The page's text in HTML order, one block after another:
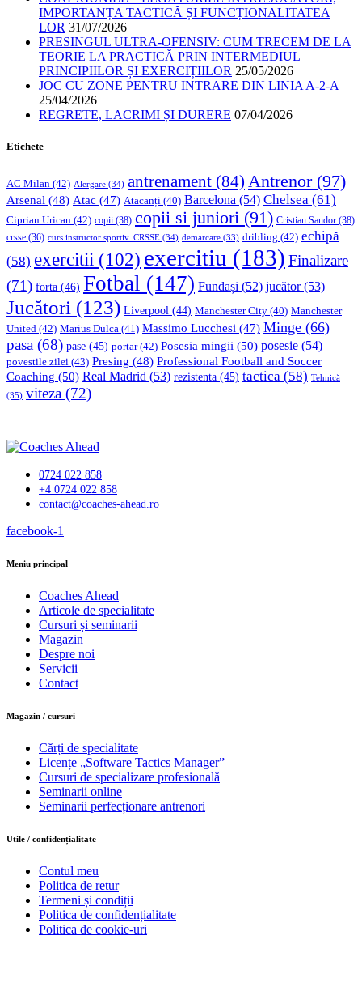
IMPORTANȚA TACTICĂ ȘI FUNCȚIONALITATEA
LOR 31/07/2026
PRESINGUL ULTRA-OFENSIV: CUM TRECEM DE LA
TEORIE LA PRACTICĂ PRIN INTERMEDIUL
PRINCIPIILOR ȘI EXERCIȚIILOR 25/05/2026
JOC CU ZONE PENTRU INTRARE DIN LINIA A-2-A
25/04/2026
REGRETE, LACRIMI ȘI DURERE 07/04/2026
Etichete
AC Milan (42) Alergare (34) antrenament (84) Antrenor(97)
Arsenal (48) Atac (47) Atacanți (40) Barcelona (54) Chelsea (61)
Ciprian Urican (42) copii (38) copii si juniori (91) Cristian Sandor (38)
crsse (36) curs instructor sportiv. CRSSE (34) demarcare (33) dribling (42) echipă
(58) exercitii (102) exercitiu (183) Finalizare
(71) forta (46) Fotbal (147) Fundași (52) jucător(53)
Jucători (123) Liverpool (44) Manchester City (40) Manchester
United (42) Marius Dulca (41) Massimo Lucchesi (47) Minge (66)
pasa (68) pase (45) portar(42) Posesia mingii (50) posesie (54)
povestile zilei (43) Presing (48) Professional Football and Soccer
Coaching (50) Real Madrid (53) rezistenta (45) tactica (58) Tehnică
(35) viteza (72)
0724 022 858
+4 0724 022 858
contact@coaches-ahead.ro
facebook-1
Meniu principal
Coaches Ahead
Articole de specialitate
Cursuri și seminarii
Magazin
Despre noi
Servicii
Contact
Magazin / cursuri
Cărți de specialitate
Licențe „Software Tactics Manager”
Cursuri de specializare profesională
Seminarii online
Seminarii perfecționare antrenori
Utile / confidențialitate
Contul meu
Politica de retur
Termeni și condiții
Politica de confidențialitate
Politica de cookie-uri